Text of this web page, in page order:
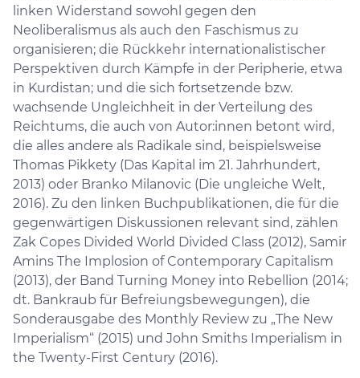
linken Widerstand sowohl gegen den
Neoliberalismus als auch den Faschismus zu
organisieren; die Rückkehr internationalistischer
Perspektiven durch Kämpfe in der Peripherie, etwa
in Kurdistan; und die sich fortsetzende bzw.
wachsende Ungleichheit in der Verteilung des
Reichtums, die auch von Autor:innen betont wird,
die alles andere als Radikale sind, beispielsweise
Thomas Pikkety (Das Kapital im 21. Jahrhundert,
2013) oder Branko Milanovic (Die ungleiche Welt,
2016). Zu den linken Buchpublikationen, die für die
gegenwärtigen Diskussionen relevant sind, zählen
Zak Copes Divided World Divided Class (2012), Samir
Amins The Implosion of Contemporary Capitalism
(2013), der Band Turning Money into Rebellion (2014;
dt. Bankraub für Befreiungsbewegungen), die
Sonderausgabe des Monthly Review zu „The New
Imperialism“ (2015) und John Smiths Imperialism in
the Twenty-First Century (2016).